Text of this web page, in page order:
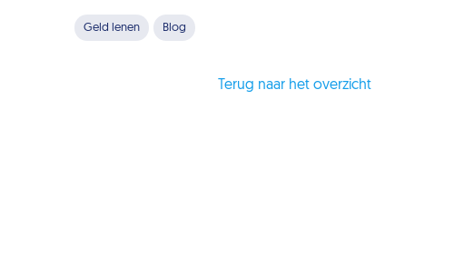
Geld lenen Blog
Terug naar het overzicht